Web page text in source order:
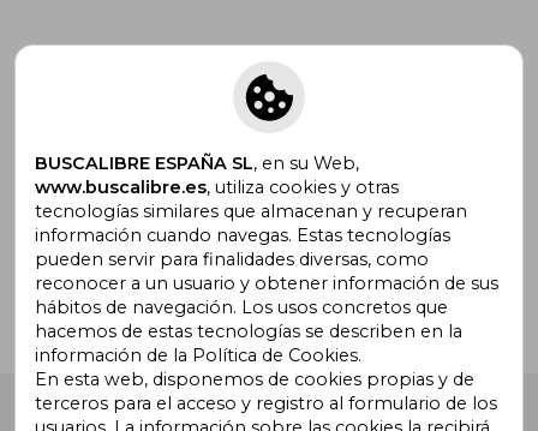
Suscríbete para recibir ofertas y
promociones
¿Necesitas ayuda?
Buscalibre España . Calle Energía, 65, Nave 3 (08940),
BUSCALIBRE ESPAÑA SL, en su Web,
www.buscalibre.es, utiliza cookies y otras
tecnologías similares que almacenan y recuperan
información cuando navegas. Estas tecnologías
pueden servir para finalidades diversas, como
reconocer a un usuario y obtener información de sus
hábitos de navegación. Los usos concretos que
hacemos de estas tecnologías se describen en la
información de la Política de Cookies.
En esta web, disponemos de cookies propias y de
terceros para el acceso y registro al formulario de los